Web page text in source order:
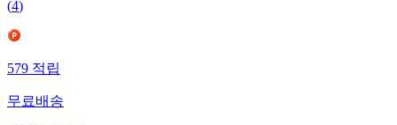
(4)
579적립
무료배송